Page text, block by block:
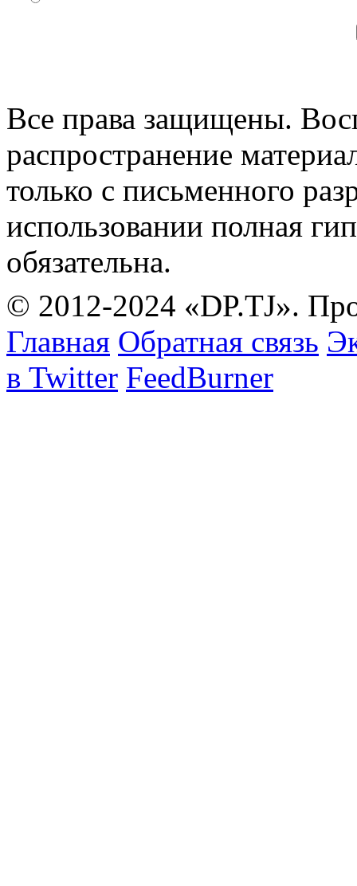
Все права защищены.
распространение
только с письменного
использовании полная
обязательна.
© 2012-2024 «DP.TJ».
Главная Обратная связь
в Twitter FeedBurner